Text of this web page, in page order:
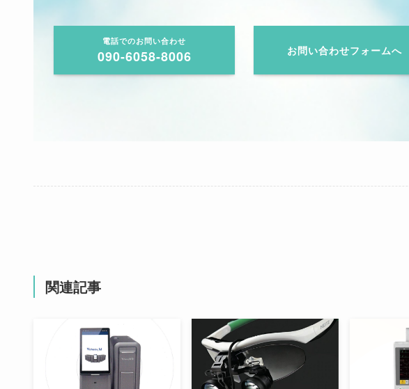
電話でのお問い合わせ
090-6058-8006 お問い合わせフォームへ
関連記事